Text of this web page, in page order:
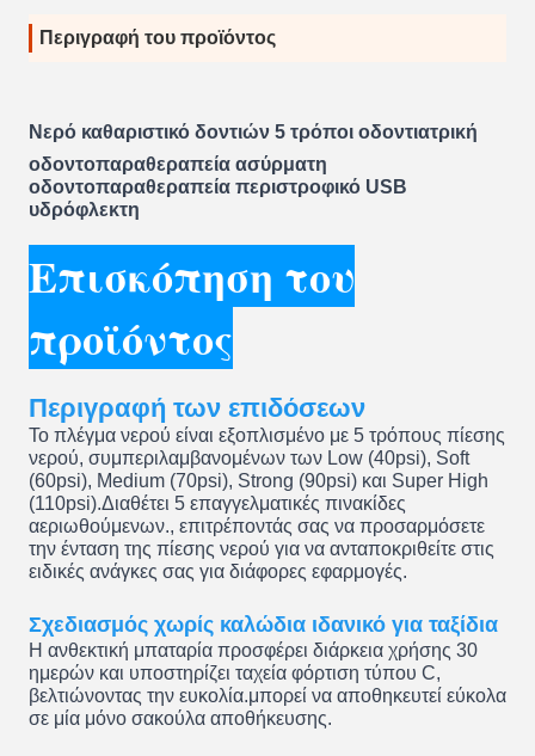
Περιγραφή του προϊόντος
Νερό καθαριστικό δοντιών 5 τρόποι οδοντιατρική
οδοντοπαραθεραπεία ασύρματη
οδοντοπαραθεραπεία περιστροφικό USB
υδρόφλεκτη
Επισκόπηση του
προϊόντος
Περιγραφή των επιδόσεων
Το πλέγμα νερού είναι εξοπλισμένο με 5 τρόπους πίεσης
νερού, συμπεριλαμβανομένων των Low (40psi), Soft
(60psi), Medium (70psi), Strong (90psi) και Super High
(110psi).Διαθέτει 5 επαγγελματικές πινακίδες
αεριωθούμενων., επιτρέποντάς σας να προσαρμόσετε
την ένταση της πίεσης νερού για να ανταποκριθείτε στις
ειδικές ανάγκες σας για διάφορες εφαρμογές.
Σχεδιασμός χωρίς καλώδια ιδανικό για ταξίδια
Η ανθεκτική μπαταρία προσφέρει διάρκεια χρήσης 30
ημερών και υποστηρίζει ταχεία φόρτιση τύπου C,
βελτιώνοντας την ευκολία.μπορεί να αποθηκευτεί εύκολα
σε μία μόνο σακούλα αποθήκευσης.